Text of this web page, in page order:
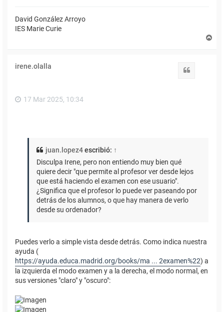
David González Arroyo
IES Marie Curie
irene.olalla
17 Mar 2025, 10:34
juan.lopez4escribió: ↑
Disculpa Irene, pero non entiendo muy bien qué
quiere decir "que permite al profesor ver desde lejos
que está haciendo el examen con ese usuario".
¿Significa que el profesor lo puede ver paseando por
detrás de los alumnos, o que hay manera de verlo
desde su ordenador?
Puedes verlo a simple vista desde detrás. Como indica nuestra
ayuda (
https://ayuda.educa.madrid.org/books/ma ... 2examen%22) a
la izquierda el modo examen y a la derecha, el modo normal, en
sus versiones "claro" y "oscuro":